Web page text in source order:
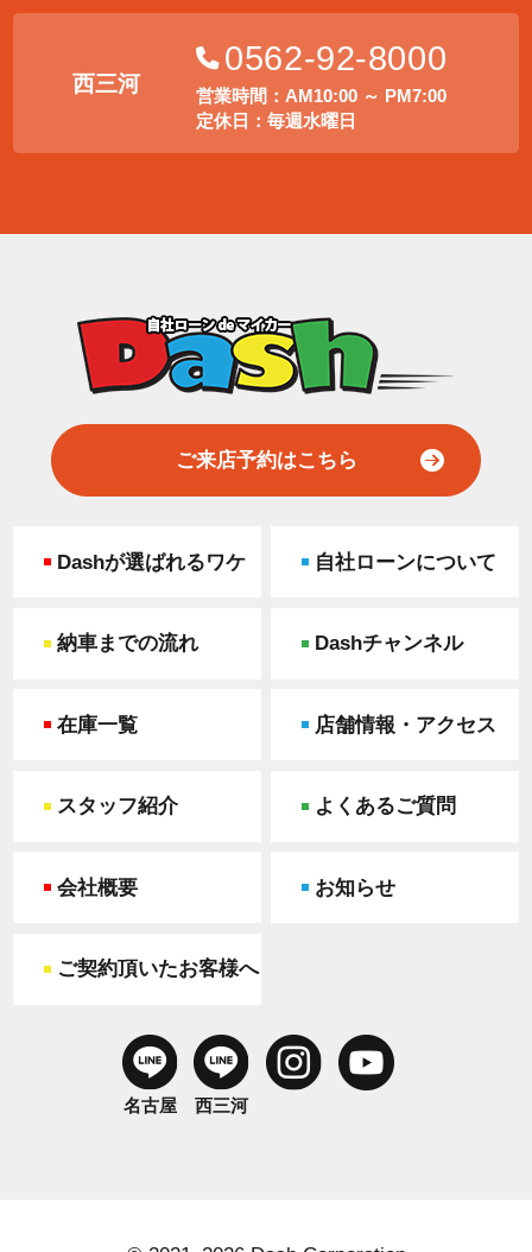
西三河
0562-92-8000
営業時間：AM10:00 ～ PM7:00
定休日：毎週水曜日
ご来店予約はこちら
Dashが選ばれるワケ 自社ローンについて
納車までの流れ Dashチャンネル
在庫一覧 店舗情報・アクセス
スタッフ紹介 よくあるご質問
会社概要 お知らせ
ご契約頂いたお客様へ
名古屋 西三河